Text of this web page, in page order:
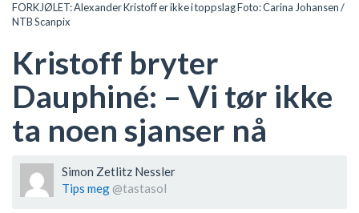
FORKJØLET: Alexander Kristoff er ikke i toppslag Foto: Carina Johansen /
NTB Scanpix
Kristoff bryter
Dauphiné: – Vi tør ikke
ta noen sjanser nå
Simon Zetlitz Nessler
Tips meg @tastasol